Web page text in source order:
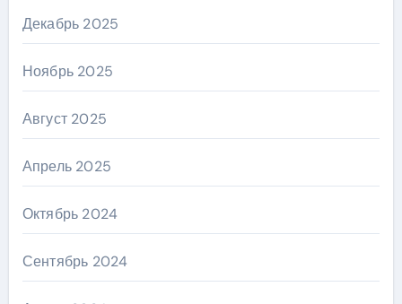
Декабрь 2025
Ноябрь 2025
Август 2025
Апрель 2025
Октябрь 2024
Сентябрь 2024